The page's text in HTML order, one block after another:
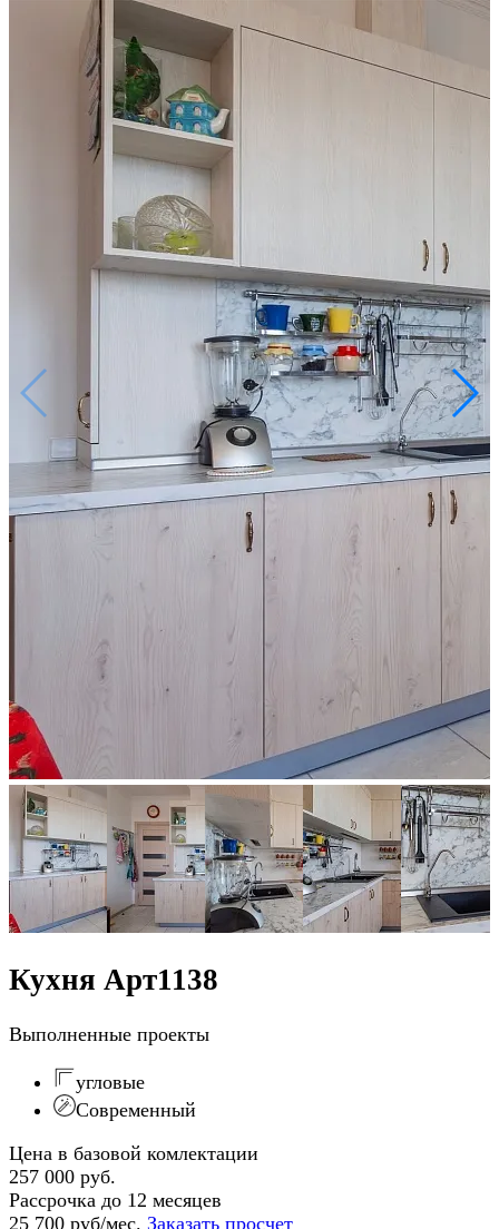
Кухня Арт1138
Выполненные проекты
угловые
Современный
Цена в базовой комлектации
257 000 руб.
Рассрочка до 12 месяцев
25 700 руб/мес. Заказать просчет